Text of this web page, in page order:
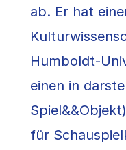
ab. Er hat
Humboldt-
einen in
für